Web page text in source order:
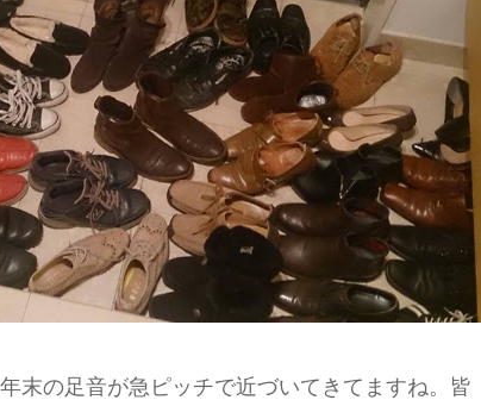
末の足音が急ピッチで近づいてきてますね。皆